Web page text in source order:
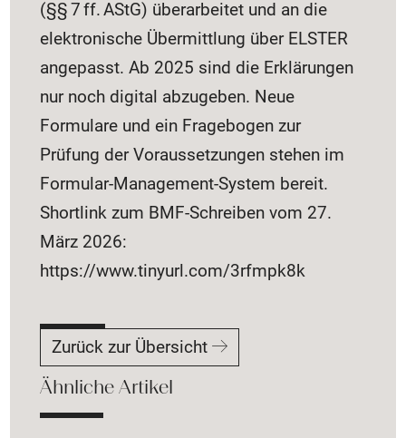
(§§ 7 ff. AStG) überarbeitet und an die
elektronische Übermittlung über ELSTER
angepasst. Ab 2025 sind die Erklärungen
nur noch digital abzugeben. Neue
Formulare und ein Fragebogen zur
Prüfung der Voraussetzungen stehen im
Formular-Management-System bereit.
Shortlink zum BMF-Schreiben vom 27.
März 2026:
https://www.tinyurl.com/3rfmpk8k
Zurück zur Übersicht
Ähnliche Artikel